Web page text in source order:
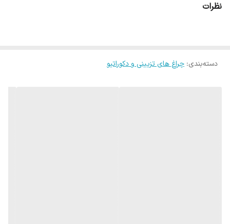
نظرات
دسته‌بندی: چراغ های تزیینی و دکوراتیو